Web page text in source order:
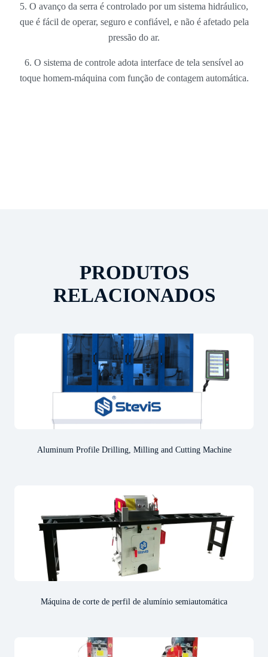
5. O avanço da serra é controlado por um sistema hidráulico,
que é fácil de operar, seguro e confiável, e não é afetado pela
pressão do ar.
6. O sistema de controle adota interface de tela sensível ao
toque homem-máquina com função de contagem automática.
PRODUTOS
RELACIONADOS
Aluminum Profile Drilling, Milling and Cutting Machine
Máquina de corte de perfil de alumínio semiautomática